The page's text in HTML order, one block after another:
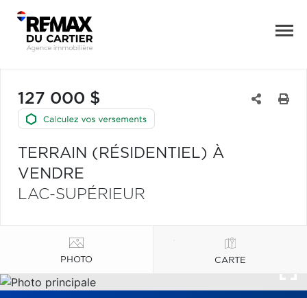
127 000 $
TERRAIN (RÉSIDENTIEL) À
VENDRE
LAC-SUPÉRIEUR
PHOTO CARTE